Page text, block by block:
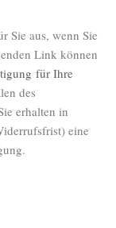
Sie aus, wenn Sie
Link können
für Ihre
des
erhalten in
eine